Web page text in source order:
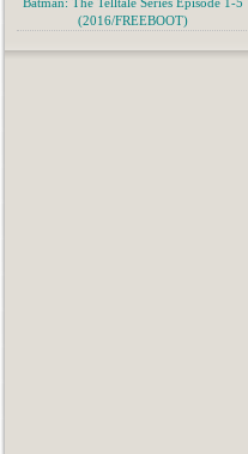
Batman: The Telltale Series Episode 1-5
(2016/FREEBOOT)